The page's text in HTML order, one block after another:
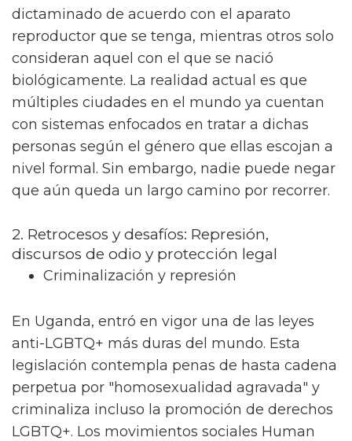
dictaminado de acuerdo con el aparato
reproductor que se tenga, mientras otros solo
consideran aquel con el que se nació
biológicamente. La realidad actual es que
múltiples ciudades en el mundo ya cuentan
con sistemas enfocados en tratar a dichas
personas según el género que ellas escojan a
nivel formal. Sin embargo, nadie puede negar
que aún queda un largo camino por recorrer.
2. Retrocesos y desafíos: Represión,
discursos de odio y protección legal
Criminalización y represión
En Uganda, entró en vigor una de las leyes
anti-LGBTQ+ más duras del mundo. Esta
legislación contempla penas de hasta cadena
perpetua por "homosexualidad agravada" y
criminaliza incluso la promoción de derechos
LGBTQ+. Los movimientos sociales Human